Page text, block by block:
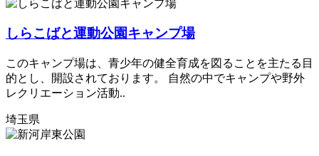
しらこばと運動公園キャンプ場
このキャンプ場は、青少年の健全育成を図ることを主たる目
的とし、開設されております。 自然の中でキャンプや野外
レクリエーション活動..
埼玉県